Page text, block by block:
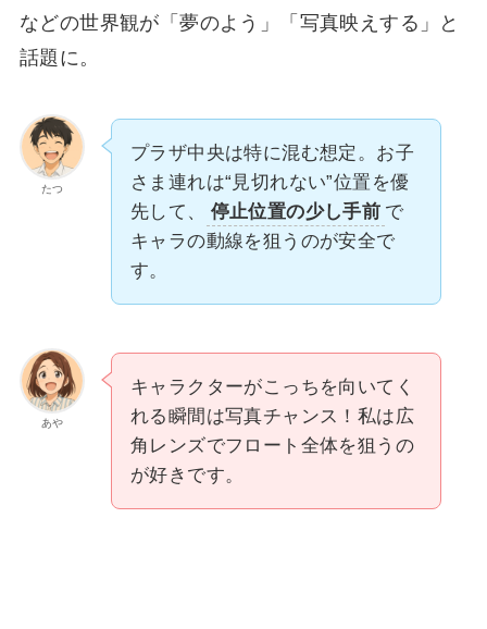
などの世界観が「夢のよう」「写真映えする」と
話題に。
たつ
プラザ中央は特に混む想定。お子
さま連れは“見切れない”位置を優
先して、
停止位置の少し手前 で
キャラの動線を狙うのが安全で
す。
あや
キャラクターがこっちを向いてく
れる瞬間は写真チャンス！私は広
角レンズでフロート全体を狙うの
が好きです。